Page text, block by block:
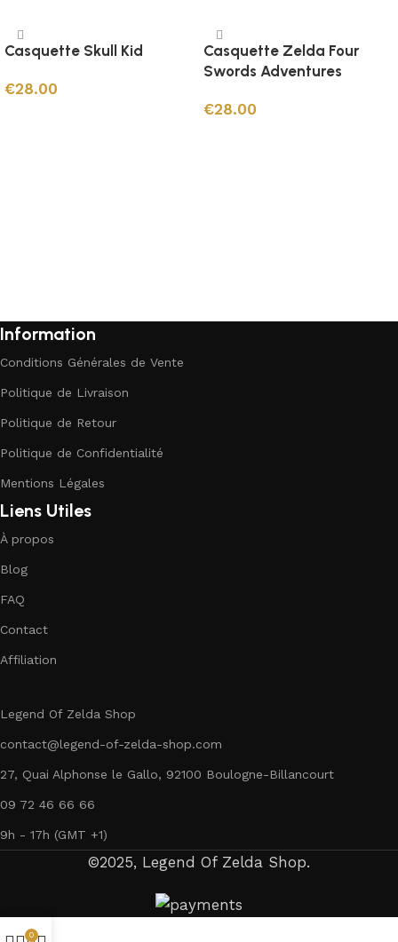
Casquette Skull Kid
€28.00
Casquette Zelda Four
Swords Adventures
€28.00
Information
Conditions Générales de Vente
Politique de Livraison
Politique de Retour
Politique de Confidentialité
Mentions Légales
Liens Utiles
À propos
Blog
FAQ
Contact
Affiliation
Legend Of Zelda Shop
contact@legend-of-zelda-shop.com
27, Quai Alphonse le Gallo, 92100 Boulogne-Billancourt
09 72 46 66 66
9h - 17h (GMT +1)
©2025, Legend Of Zelda Shop.
0